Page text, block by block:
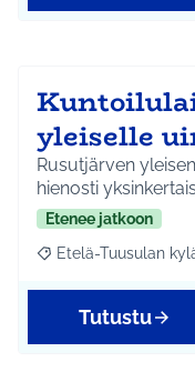
yleiselle
Rusutjärven
hienosti
Etenee jatkoon
Rajaa tulokset
Etelä-Tuusulan
Tutustu